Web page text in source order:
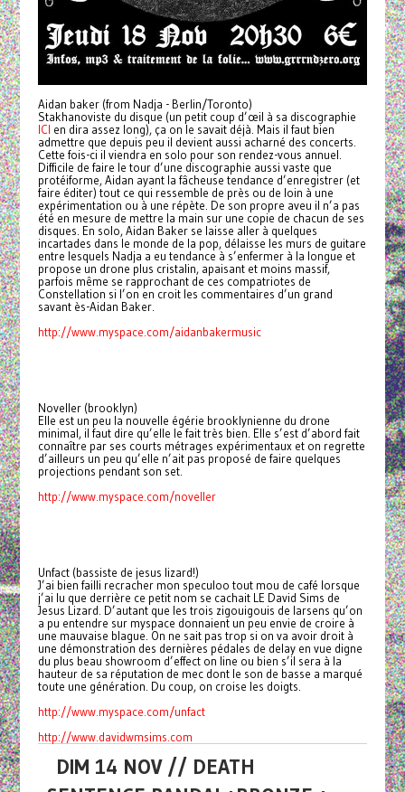
Aidan baker (from Nadja - Berlin/Toronto)
Stakhanoviste du disque (un petit coup d’œil à sa discographie
ICI en dira assez long), ça on le savait déjà. Mais il faut bien
admettre que depuis peu il devient aussi acharné des concerts.
Cette fois-ci il viendra en solo pour son rendez-vous annuel.
Difficile de faire le tour d’une discographie aussi vaste que
protéiforme, Aidan ayant la fâcheuse tendance d’enregistrer (et
faire éditer) tout ce qui ressemble de près ou de loin à une
expérimentation ou à une répète. De son propre aveu il n’a pas
été en mesure de mettre la main sur une copie de chacun de ses
disques. En solo, Aidan Baker se laisse aller à quelques
incartades dans le monde de la pop, délaisse les murs de guitare
entre lesquels Nadja a eu tendance à s’enfermer à la longue et
propose un drone plus cristalin, apaisant et moins massif,
parfois même se rapprochant de ces compatriotes de
Constellation si l’on en croit les commentaires d’un grand
savant ès-Aidan Baker.
http://www.myspace.com/aidanbakermusic
Noveller (brooklyn)
Elle est un peu la nouvelle égérie brooklynienne du drone
minimal, il faut dire qu’elle le fait très bien. Elle s’est d’abord fait
connaître par ses courts métrages expérimentaux et on regrette
d’ailleurs un peu qu’elle n’ait pas proposé de faire quelques
projections pendant son set.
http://www.myspace.com/noveller
Unfact (bassiste de jesus lizard!)
J’ai bien failli recracher mon speculoo tout mou de café lorsque
j’ai lu que derrière ce petit nom se cachait LE David Sims de
Jesus Lizard. D’autant que les trois zigouigouis de larsens qu’on
a pu entendre sur myspace donnaient un peu envie de croire à
une mauvaise blague. On ne sait pas trop si on va avoir droit à
une démonstration des dernières pédales de delay en vue digne
du plus beau showroom d’effect on line ou bien s’il sera à la
hauteur de sa réputation de mec dont le son de basse a marqué
toute une génération. Du coup, on croise les doigts.
http://www.myspace.com/unfact
http://www.davidwmsims.com
DIM 14 NOV // DEATH